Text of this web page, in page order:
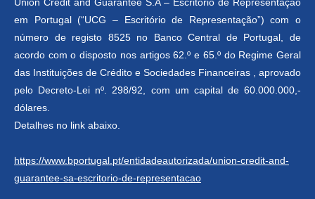
em Portugal (“UCG – Escritório de Representação”) com o
número de registo 8525 no Banco Central de Portugal, de
acordo com o disposto nos artigos 62.º e 65.º do Regime Geral
das Instituições de Crédito e Sociedades Financeiras , aprovado
pelo Decreto-Lei nº. 298/92, com um capital de 60.000.000,-
dólares.
Detalhes no link abaixo.
https://www.bportugal.pt/entidadeautorizada/union-credit-and-
guarantee-sa-escritorio-de-representacao